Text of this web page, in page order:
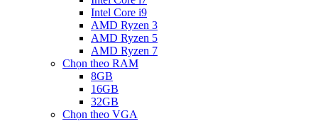
Intel Core i9
AMD Ryzen 3
AMD Ryzen 5
AMD Ryzen 7
Chọn theo RAM
8GB
16GB
32GB
Chọn theo VGA